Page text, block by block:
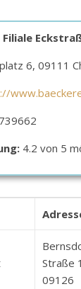
Filiale
6, 09111
4.2 von 5
Straße
09126